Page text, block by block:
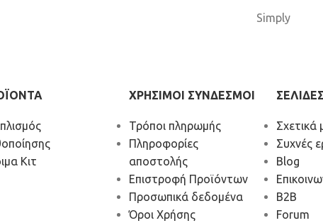
Simply
Κιτ
ΧΡΗΣΙΜΟΙ ΣΥΝΔΕΣΜΟΙ
Τρόποι πληρωμής
Πληροφορίες
αποστολής
Επιστροφή Προϊόντων
Προσωπικά δεδομένα
Όροι Χρήσης
ΣΕΛΙΔΕΣ
Σχετικά
Συχνές
Blog
Β2Β
Forum